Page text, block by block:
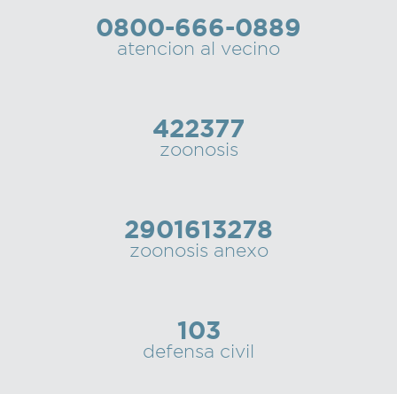
0800-666-0889
atencion al vecino
422377
zoonosis
2901613278
zoonosis anexo
103
defensa civil